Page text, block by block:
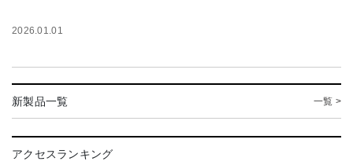
2026.01.01
新製品一覧 一覧 >
アクセスランキング